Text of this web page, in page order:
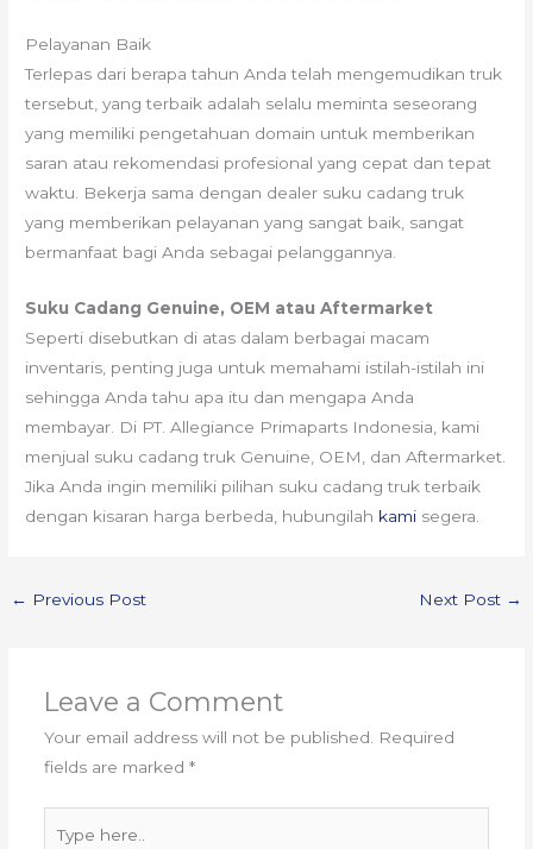
Pelayanan Baik
Terlepas dari berapa tahun Anda telah mengemudikan truk
tersebut, yang terbaik adalah selalu meminta seseorang
yang memiliki pengetahuan domain untuk memberikan
saran atau rekomendasi profesional yang cepat dan tepat
waktu. Bekerja sama dengan dealer suku cadang truk
yang memberikan pelayanan yang sangat baik, sangat
bermanfaat bagi Anda sebagai pelanggannya.
Suku Cadang Genuine, OEM atau Aftermarket
Seperti disebutkan di atas dalam berbagai macam
inventaris, penting juga untuk memahami istilah-istilah ini
sehingga Anda tahu apa itu dan mengapa Anda
membayar. Di PT. Allegiance Primaparts Indonesia, kami
menjual suku cadang truk Genuine, OEM, dan Aftermarket.
Jika Anda ingin memiliki pilihan suku cadang truk terbaik
dengan kisaran harga berbeda, hubungilah kami segera.
← Previous Post Next Post →
Leave a Comment
Your email address will not be published.
Required
fields are marked *